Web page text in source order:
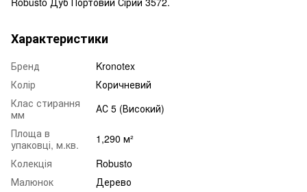
Характеристики
Бренд
Kronotex
Колір
Коричневий
Клас стирання
мм
АС 5 (Високий)
Площа в
упаковці, м.кв.
1,290 м²
Колекція
Robusto
Малюнок
Дерево